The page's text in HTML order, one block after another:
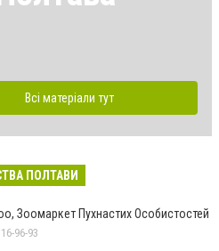
Всі матеріали тут
ПОЛТАВИ
Зоомаркет Пухнастих Особистостей
96-93